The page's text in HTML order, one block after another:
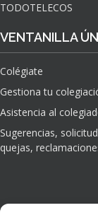
TODOTELECOS
VENTANILLA
Colégiate
Gestiona tu
Asistencia al
Sugerencias,
quejas,